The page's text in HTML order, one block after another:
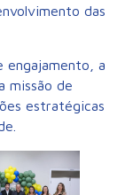
das
engajamento, a
missão de
estratégicas